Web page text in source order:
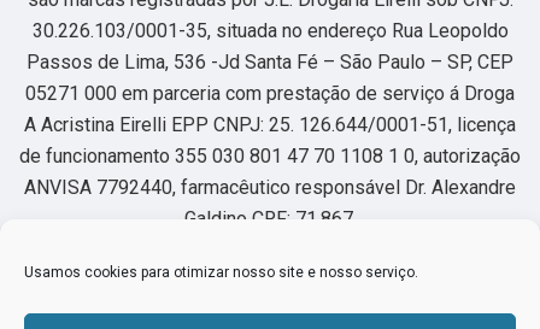
Usamos cookies para otimizar nosso site e nosso serviço.
30.226.103/0001-35, situada no endereço Rua Leopoldo
Passos de Lima, 536 -Jd Santa Fé – São Paulo – SP, CEP
05271 000 em parceria com prestação de serviço á Droga
A Acristina Eirelli EPP CNPJ: 25. 126.644/0001-51, licença
de funcionamento 355 030 801 47 70 1108 1 0, autorização
ANVISA 7792440, farmacêutico responsável Dr. Alexandre
Galdino CRF: 71.867.
Horário de funcionamento segunda à sexta das 8:00 as
22hs, sábado das 8:00 as 18hs.